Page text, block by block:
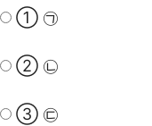
① ㉠
② ㉡
③ ㉢